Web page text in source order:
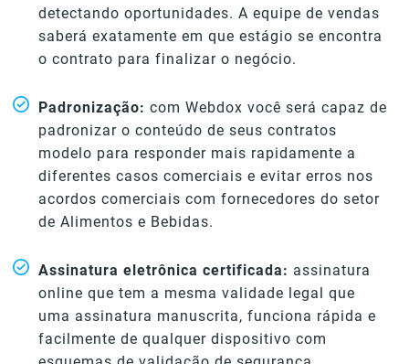
detectando oportunidades. A equipe de vendas
saberá exatamente em que estágio se encontra
o contrato para finalizar o negócio.
Padronização: com Webdox você será capaz de
padronizar o conteúdo de seus contratos
modelo para responder mais rapidamente a
diferentes casos comerciais e evitar erros nos
acordos comerciais com fornecedores do setor
de Alimentos e Bebidas.
Assinatura eletrônica certificada: assinatura
online que tem a mesma validade legal que
uma assinatura manuscrita, funciona rápida e
facilmente de qualquer dispositivo com